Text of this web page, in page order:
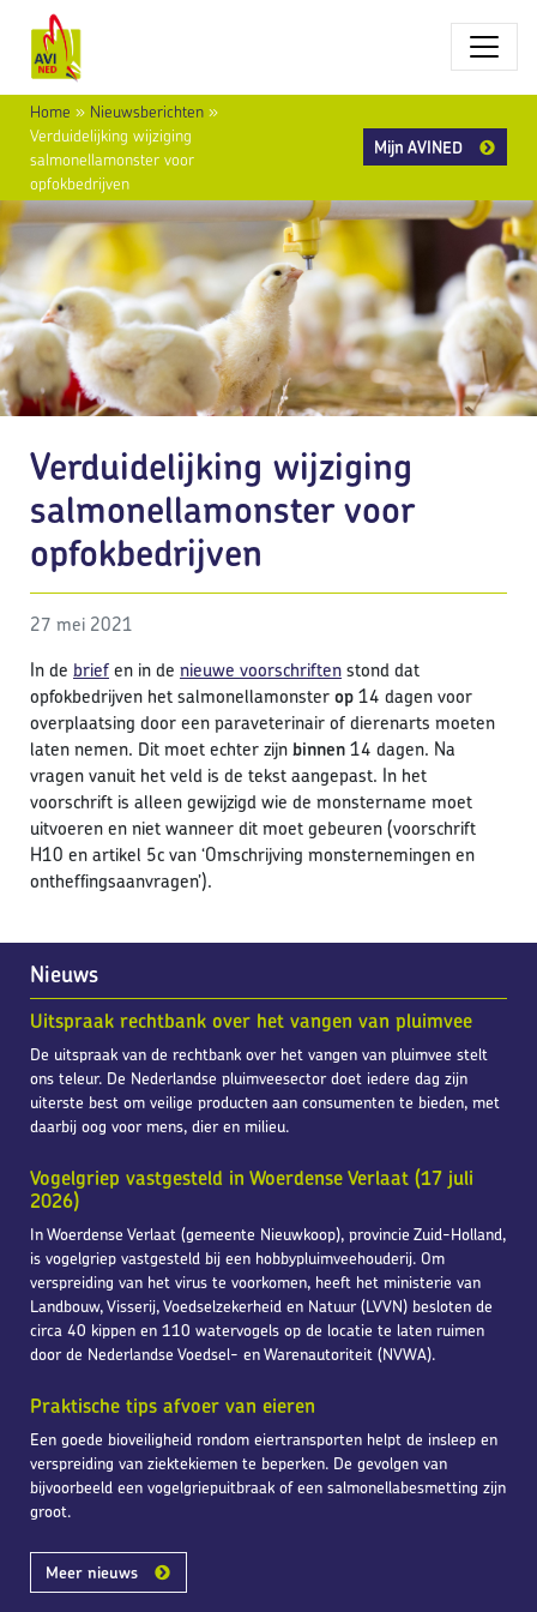
Home » Nieuwsberichten »
Verduidelijking wijziging
salmonellamonster voor
opfokbedrijven
Mijn AVINED
Nieuws
Uitspraak rechtbank over het vangen van pluimvee
De uitspraak van de rechtbank over het vangen van pluimvee stelt
ons teleur. De Nederlandse pluimveesector doet iedere dag zijn
uiterste best om veilige producten aan consumenten te bieden, met
daarbij oog voor mens, dier en milieu.
Vogelgriep vastgesteld in Woerdense Verlaat (17 juli
2026)
In Woerdense Verlaat (gemeente Nieuwkoop), provincie Zuid-Holland,
is vogelgriep vastgesteld bij een hobbypluimveehouderij. Om
verspreiding van het virus te voorkomen, heeft het ministerie van
Landbouw, Visserij, Voedselzekerheid en Natuur (LVVN) besloten de
circa 40 kippen en 110 watervogels op de locatie te laten ruimen
door de Nederlandse Voedsel- en Warenautoriteit (NVWA).
Praktische tips afvoer van eieren
Een goede bioveiligheid rondom eiertransporten helpt de insleep en
verspreiding van ziektekiemen te beperken. De gevolgen van
bijvoorbeeld een vogelgriepuitbraak of een salmonellabesmetting zijn
groot.
Meer nieuws
Verduidelijking wijziging
salmonellamonster voor
opfokbedrijven
27 mei 2021
In de briefen in de nieuwe voorschriftenstond dat
opfokbedrijven het salmonellamonsterop14 dagen voor
overplaatsing door een paraveterinair of dierenarts moeten
laten nemen. Dit moet echter zijnbinnen14 dagen. Na
vragen vanuit het veld is de tekst aangepast. In het
voorschrift is alleen gewijzigd wie de monstername moet
uitvoeren en niet wanneer dit moet gebeuren (voorschrift
H10 en artikel 5c van ‘Omschrijving monsternemingen en
ontheffingsaanvragen’).